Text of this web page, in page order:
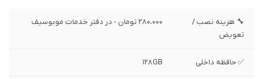
🔧 هزینه نصب /
تعویض
280،000 تومان - در دفتر خدمات موبوسیف
✅ حافظه داخلی 128GB